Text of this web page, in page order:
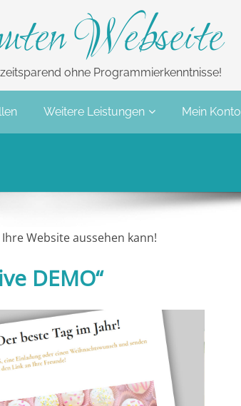
Webseite
ohne Programmierkenntnisse!
Weitere Leistungen Mein Konto
Ihre Website aussehen kann!
DEMO“